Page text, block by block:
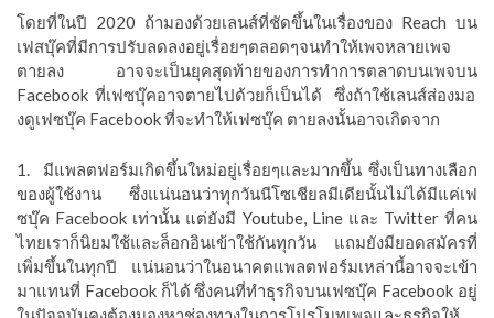
โดยที่ในปี 2020 ถ้ามองด้วยเลนส์ที่ชัดขึ้นในเรื่องของ Reach บน
เฟสบุ๊คที่มีการปรับลดลงอยู่เรื่อยๆตลอดๆจนทำให้เพจหลายเพจ
ตายลง อาจจะเป็นยุคสุดท้ายของการทำการตลาดบนเพจบน
Facebook ที่เฟซบุ๊คอาจตายไปด้วยก็เป็นได้
ซึ่งถ้าใช้เลนส์ส่องมอ
งดูเฟซบุ๊ค Facebook ที่จะทำให้เฟซบุ๊ค ตายลงนั้นอาจเกิดจาก
1. มีแพลตฟอร์มเกิดขึ้นใหม่อยู่เรื่อยๆและมากขึ้น ซึ่งเป็นทางเลือก
ของผู้ใช้งาน ซึ่งแน่นอนว่าทุกวันนีโซเชียลมีเดียนั้นไม่ได้มีแค่เฟ
ซบุ๊ค Facebook เท่านั้น แต่ยังมี Youtube, Line และ Twitter ที่คน
ไทยเราก็นิยมใช้และล็อกอินเข้าใช้กันทุกวัน แถมยังมียอดสมัครที่
เพิ่มขึ้นในทุกปี แน่นอนว่าในอนาคตแพลตฟอร์มเหล่านี้อาจจะเข้า
มาแทนที่ Facebook ก็ได้ ซึ่งคนที่ทำธุรกิจบนเฟซบุ๊ค Facebook อยู่